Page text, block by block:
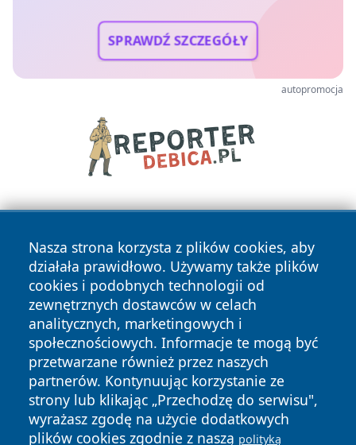
SPRAWDŹ SZCZEGÓŁY
autopromocja
Nasza strona korzysta z plików cookies, aby
działała prawidłowo. Używamy także plików
cookies i podobnych technologii od
zewnętrznych dostawców w celach
analitycznych, marketingowych i
społecznościowych. Informacje te mogą być
przetwarzane również przez naszych
partnerów. Kontynuując korzystanie ze
strony lub klikając „Przechodzę do serwisu",
wyrażasz zgodę na użycie dodatkowych
plików cookies zgodnie z naszą polityką
Copyright © 2026 wrotatarnowa.pl Wszystkie prawa
zastrzeżone.
News Autorzy
Polityka
Prywatności
Polityka
Cookies